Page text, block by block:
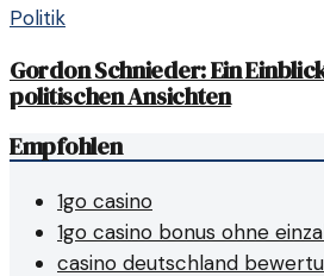
Politik
Gordon Schnieder: Ein
politischen Ansichten
Empfohlen
1go casino
1go casino bonus ohne
casino deutschland